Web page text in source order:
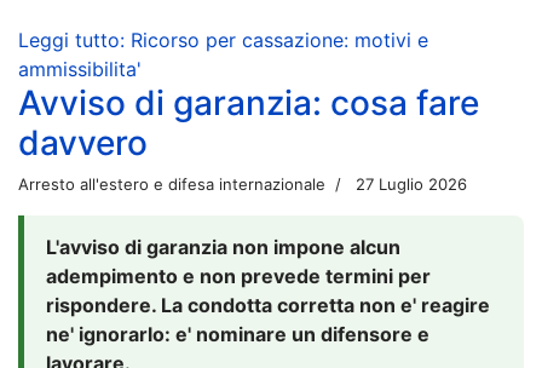
Leggi tutto: Ricorso per cassazione: motivi e
ammissibilita'
Avviso di garanzia: cosa fare
davvero
Arresto all'estero e difesa internazionale 27 Luglio 2026
L'avviso di garanzia non impone alcun
adempimento e non prevede termini per
rispondere. La condotta corretta non e' reagire
ne' ignorarlo: e' nominare un difensore e
lavorare.